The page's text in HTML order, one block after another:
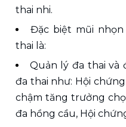
thai nhi.
Đặc biệt mũi
thai là:
Quản lý đa thai và
đa thai như: Hội
chậm tăng trưởng
đa hồng cầu, Hội